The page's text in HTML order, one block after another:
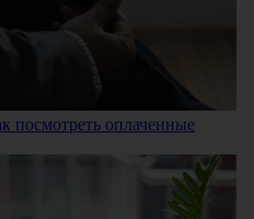
посмотреть оплаченные